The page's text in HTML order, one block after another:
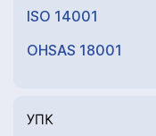
ISO 14001
OHSAS 18001
УПК